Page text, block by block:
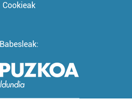
Cookieak
Babesleak: